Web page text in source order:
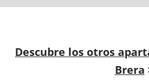
Descubre los otros
Brera